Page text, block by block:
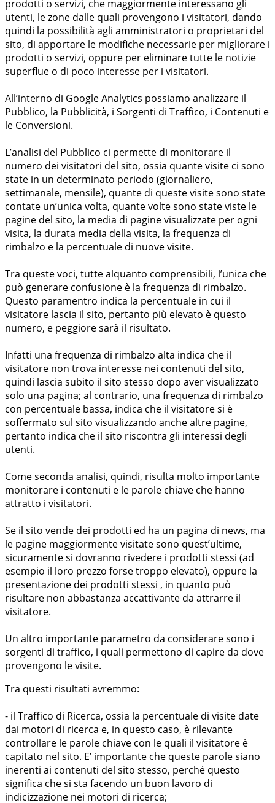
prodotti o servizi, che maggiormente interessano gli
utenti, le zone dalle quali provengono i visitatori, dando
quindi la possibilità agli amministratori o proprietari del
sito, di apportare le modifiche necessarie per migliorare i
prodotti o servizi, oppure per eliminare tutte le notizie
superflue o di poco interesse per i visitatori.
All’interno di Google Analytics possiamo analizzare il
Pubblico, la Pubblicità, i Sorgenti di Traffico, i Contenuti e
le Conversioni.
L’analisi del Pubblico ci permette di monitorare il
numero dei visitatori del sito, ossia quante visite ci sono
state in un determinato periodo (giornaliero,
settimanale, mensile), quante di queste visite sono state
contate un’unica volta, quante volte sono state viste le
pagine del sito, la media di pagine visualizzate per ogni
visita, la durata media della visita, la frequenza di
rimbalzo e la percentuale di nuove visite.
Tra queste voci, tutte alquanto comprensibili, l’unica che
può generare confusione è la frequenza di rimbalzo.
Questo paramentro indica la percentuale in cui il
visitatore lascia il sito, pertanto più elevato è questo
numero, e peggiore sarà il risultato.
Infatti una frequenza di rimbalzo alta indica che il
visitatore non trova interesse nei contenuti del sito,
quindi lascia subito il sito stesso dopo aver visualizzato
solo una pagina; al contrario, una frequenza di rimbalzo
con percentuale bassa, indica che il visitatore si è
soffermato sul sito visualizzando anche altre pagine,
pertanto indica che il sito riscontra gli interessi degli
utenti.
Come seconda analisi, quindi, risulta molto importante
monitorare i contenuti e le parole chiave che hanno
attratto i visitatori.
Se il sito vende dei prodotti ed ha un pagina di news, ma
le pagine maggiormente visitate sono quest’ultime,
sicuramente si dovranno rivedere i prodotti stessi (ad
esempio il loro prezzo forse troppo elevato), oppure la
presentazione dei prodotti stessi , in quanto può
risultare non abbastanza accattivante da attrarre il
visitatore.
Un altro importante parametro da considerare sono i
sorgenti di traffico, i quali permettono di capire da dove
provengono le visite.
Tra questi risultati avremmo:
- il Traffico di Ricerca, ossia la percentuale di visite date
dai motori di ricerca e, in questo caso, è rilevante
controllare le parole chiave con le quali il visitatore è
capitato nel sito. E’ importante che queste parole siano
inerenti ai contenuti del sito stesso, perché questo
significa che si sta facendo un buon lavoro di
indicizzazione nei motori di ricerca;